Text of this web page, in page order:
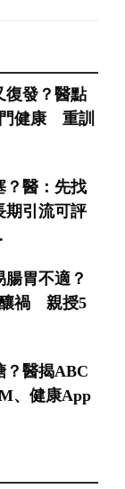
復發？醫點
健康 重訓
？醫：先找
引流可評
胃不適？
釀禍 親授5
？醫揭ABC
、健康App